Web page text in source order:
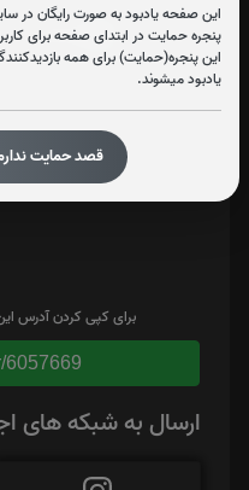
این صفحه یادبود به صورت رایگان در
پنجره حمایت در ابتدای صفحه برای
این پنجره(حمایت) برای همه
یادبود میشوند.
قصد حمایت
برای کپی کردن آدرس
6057669
ارسال به شبکه های